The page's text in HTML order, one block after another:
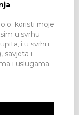
.
koristi moje
u svrhu
i u svrhu
savjeta i
i uslugama